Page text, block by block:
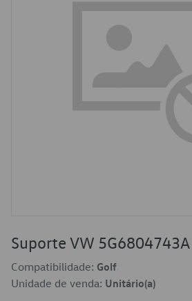
Suporte VW 5G6804743A
Compatibilidade: Golf
Unidade de venda: Unitário(a)